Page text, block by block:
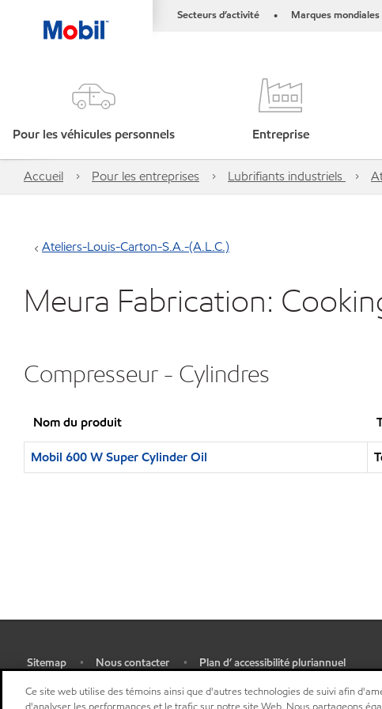
Secteurs d’activité • Marques mondiales
Pour les véhicules personnels Entreprise
Accueil Pour les entreprises Lubrifiants industriels
Ateliers-Louis-Carton-S.A.-(A.L.C.)
Meura Fabrication:
Compresseur - Cylindres
Nom du produit
Mobil 600 W Super Cylinder Oil
Sitemap • Nous contacter •
Plan d’ accessibilité pluriannuel
Sélectionner une localisation
Ce site web utilise des témoins ainsi que d'autres technologies de suivi afin